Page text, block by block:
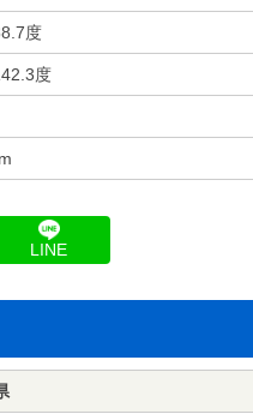
度
度
LINE